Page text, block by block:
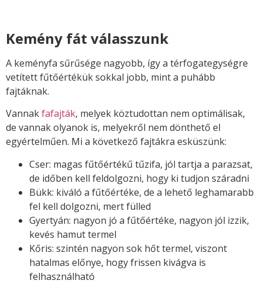
Kemény fát válasszunk
A keményfa sűrűsége nagyobb, így a térfogategységre
vetített fűtőértékük sokkal jobb, mint a puhább
fajtáknak.
Vannakfafajták, melyek köztudottan nem optimálisak,
de vannak olyanok is, melyekről nem dönthető el
egyértelműen. Mi a következő fajtákra esküszünk:
Cser: magas fűtőértékű tűzifa, jól tartja a parazsat,
de időben kell feldolgozni, hogy ki tudjon száradni
Bükk: kiváló a fűtőértéke, de a lehető leghamarabb
fel kell dolgozni, mert fülled
Gyertyán: nagyon jó a fűtőértéke, nagyon jól izzik,
kevés hamut termel
Kőris: szintén nagyon sok hőt termel, viszont
hatalmas előnye, hogy frissen kivágva is
felhasználható